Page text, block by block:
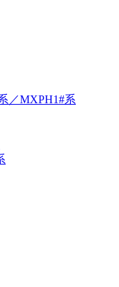
／MXPH1#系